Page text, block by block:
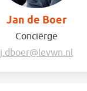
Jan de Boer
Conciërge
j.dboer@levwn.nl